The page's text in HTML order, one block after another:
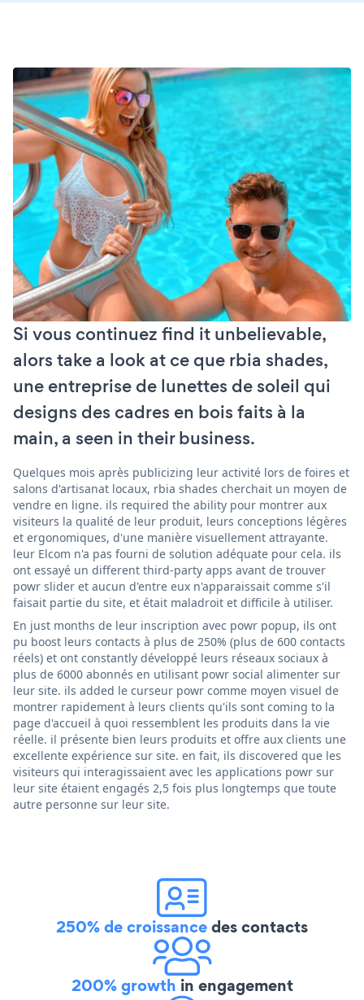
Si vous continuez find it unbelievable,
alors take a look at ce que rbia shades,
une entreprise de lunettes de soleil qui
designs des cadres en bois faits à la
main, a seen in their business.
Quelques mois après publicizing leur activité lors de foires et
salons d'artisanat locaux, rbia shades cherchait un moyen de
vendre en ligne. ils required the ability pour montrer aux
visiteurs la qualité de leur produit, leurs conceptions légères
et ergonomiques, d'une manière visuellement attrayante.
leur Elcom n'a pas fourni de solution adéquate pour cela. ils
ont essayé un different third-party apps avant de trouver
powr slider et aucun d'entre eux n'apparaissait comme s'il
faisait partie du site, et était maladroit et difficile à utiliser.
En just months de leur inscription avec powr popup, ils ont
pu boost leurs contacts à plus de 250% (plus de 600 contacts
réels) et ont constantly développé leurs réseaux sociaux à
plus de 6000 abonnés en utilisant powr social alimenter sur
leur site. ils added le curseur powr comme moyen visuel de
montrer rapidement à leurs clients qu'ils sont coming to la
page d'accueil à quoi ressemblent les produits dans la vie
réelle. il présente bien leurs produits et offre aux clients une
excellente expérience sur site. en fait, ils discovered que les
visiteurs qui interagissaient avec les applications powr sur
leur site étaient engagés 2,5 fois plus longtemps que toute
autre personne sur leur site.
250% de croissancedes contacts
200% growth in engagement